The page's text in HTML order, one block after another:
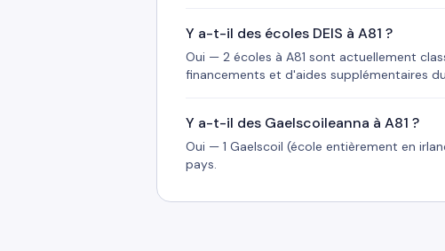
Y a-t-il des écoles DEIS à A81 ?
Oui — 2 écoles à A81 sont actuellement
financements et d'aides supplémentaires
Y a-t-il des Gaelscoileanna à A81 ?
Oui — 1 Gaelscoil (école entièrement en
pays.